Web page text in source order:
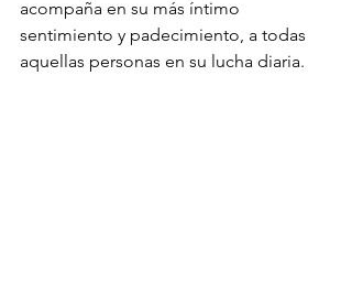
acompaña en su más íntimo
sentimiento y padecimiento, a todas
aquellas personas en su lucha diaria.